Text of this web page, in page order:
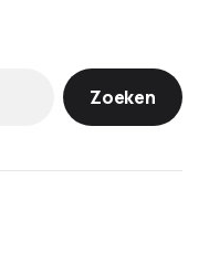
Zoeken